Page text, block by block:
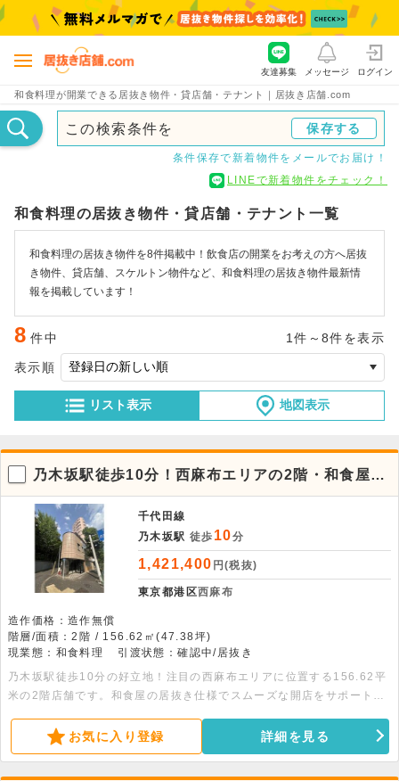
和食料理が開業できる居抜き物件・貸店舗・テナント｜居抜き店舗.com
友達募集 メッセージ ログイン
この検索条件を 保存する
条件保存で新着物件をメールでお届け！
LINEで新着物件をチェック！
和食料理の居抜き物件・貸店舗・テナント一覧
和食料理の居抜き物件を8件掲載中！飲食店の開業をお考えの方へ居抜
き物件、貸店舗、スケルトン物件など、和食料理の居抜き物件最新情
報を掲載しています！
8 件中 1件～8件を表示
リスト表示 地図表示
表示順
乃木坂駅徒歩10分！西麻布エリアの2階・和食屋居
抜き店舗
千代田線
乃木坂駅 徒歩 10分
1,421,400 円(税抜)
東京都港区西麻布
造作価格：造作無償
階層/面積：2階 / 156.62㎡(47.38坪)
現業態：和食料理
引渡状態：確認中/居抜き
乃木坂駅徒歩10分の好立地！注目の西麻布エリアに位置する156.62平
米の2階店舗です。和食屋の居抜き仕様でスムーズな開店をサポート。
お気に入り登録 詳細を見る